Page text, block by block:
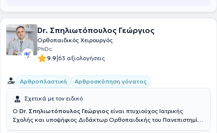
Dr. Σπηλιωτόπουλος Γεώργιος
Ορθοπαιδικός Χειρουργός
PhDc
9.9|63 αξιολογήσεις
Αρθροπλαστική Αρθροσκόπηση γόνατος
Σχετικά με τον ειδικό
Ο Dr. Σπηλιωτόπουλος Γεώργιος είναι πτυχιούχος Ιατρικής
Σχολής και υποψήφιος Διδάκτωρ Ορθοπαιδικής του Πανεπιστημίου